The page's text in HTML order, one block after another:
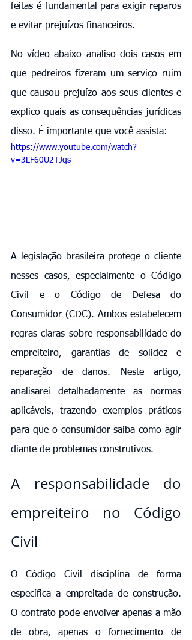
feitas é fundamental para exigir reparos
e evitar prejuízos financeiros.
No vídeo abaixo analiso dois casos em
que pedreiros fizeram um serviço ruim
que causou prejuízo aos seus clientes e
explico quais as consequências jurídicas
disso. É importante que você assista:
https://www.youtube.com/watch?
v=3LF60U2TJqs
A legislação brasileira protege o cliente
nesses casos, especialmente o Código
Civil e o Código de Defesa do
Consumidor (CDC). Ambos estabelecem
regras claras sobre responsabilidade do
empreiteiro, garantias de solidez e
reparação de danos. Neste artigo,
analisarei detalhadamente as normas
aplicáveis, trazendo exemplos práticos
para que o consumidor saiba como agir
diante de problemas construtivos.
A responsabilidade do
empreiteiro no Código
Civil
O Código Civil disciplina de forma
específica a empreitada de construção.
O contrato pode envolver apenas a mão
de obra, apenas o fornecimento de